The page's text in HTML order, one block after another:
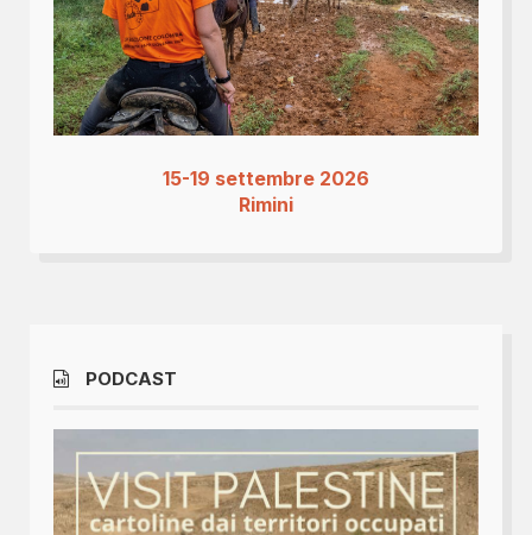
15-19 settembre 2026
Rimini
PODCAST